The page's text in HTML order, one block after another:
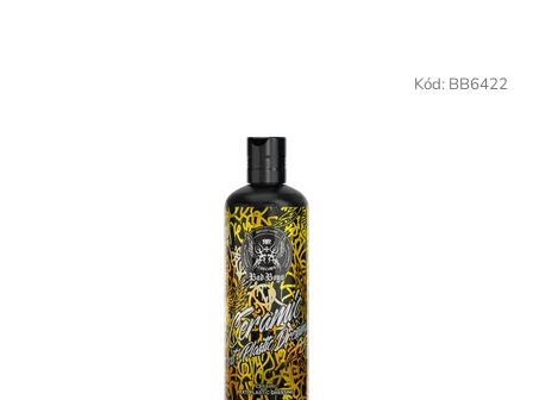
Kód: BB6422